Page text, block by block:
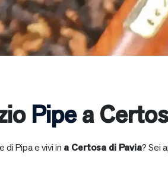
Pipea
di Pipa e vivi in a Certosa di Pavia? Sei